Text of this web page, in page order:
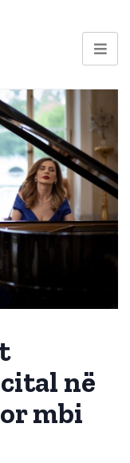
në
mbi